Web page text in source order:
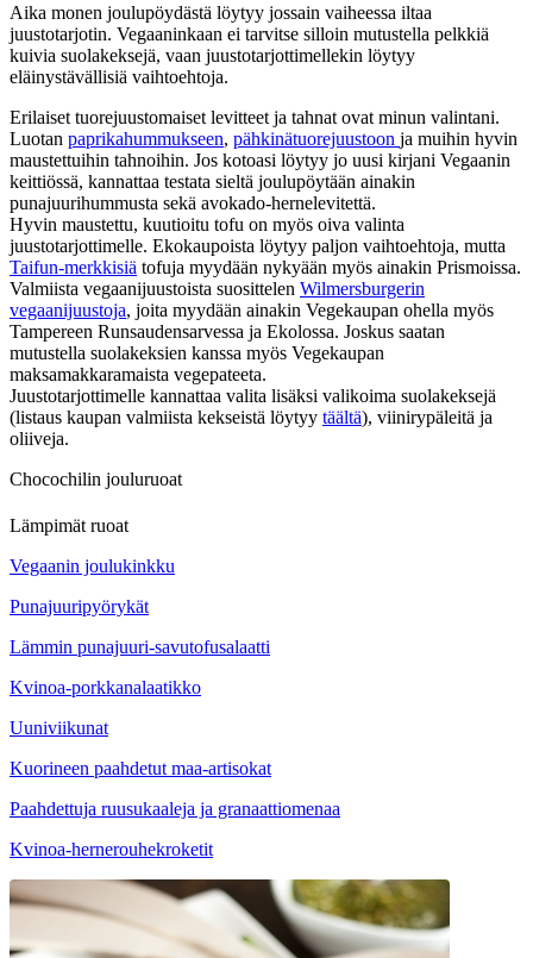
Aika monen joulupöydästä löytyy jossain vaiheessa iltaa
juustotarjotin. Vegaaninkaan ei tarvitse silloin mutustella pelkkiä
kuivia suolakeksejä, vaan juustotarjottimellekin löytyy
eläinystävällisiä vaihtoehtoja.
Erilaiset tuorejuustomaiset levitteet ja tahnat ovat minun valintani.
Luotan paprikahummukseen, pähkinätuorejuustoon ja muihin hyvin
maustettuihin tahnoihin. Jos kotoasi löytyy jo uusi kirjani Vegaanin
keittiössä, kannattaa testata sieltä joulupöytään ainakin
punajuurihummusta sekä avokado-hernelevitettä.
Hyvin maustettu, kuutioitu tofu on myös oiva valinta
juustotarjottimelle. Ekokaupoista löytyy paljon vaihtoehtoja, mutta
Taifun-merkkisiä tofuja myydään nykyään myös ainakin Prismoissa.
Valmiista vegaanijuustoista suosittelen Wilmersburgerin
vegaanijuustoja, joita myydään ainakin Vegekaupan ohella myös
Tampereen Runsaudensarvessa ja Ekolossa. Joskus saatan
mutustella suolakeksien kanssa myös Vegekaupan
maksamakkaramaista vegepateeta.
Juustotarjottimelle kannattaa valita lisäksi valikoima suolakeksejä
(listaus kaupan valmiista kekseistä löytyy täältä), viinirypäleitä ja
oliiveja.
Chocochilin jouluruoat
Lämpimät ruoat
Vegaanin joulukinkku
Punajuuripyörykät
Lämmin punajuuri-savutofusalaatti
Kvinoa-porkkanalaatikko
Uuniviikunat
Kuorineen paahdetut maa-artisokat
Paahdettuja ruusukaaleja ja granaattiomenaa
Kvinoa-hernerouhekroketit